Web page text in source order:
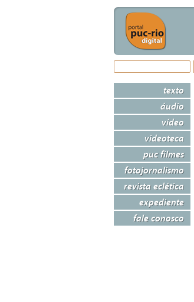
texto
áudio
vídeo
videoteca
puc filmes
fotojornalismo
revista eclética
expediente
fale conosco